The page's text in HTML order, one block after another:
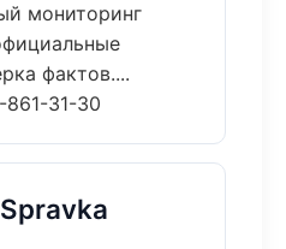
мониторинг
фактов....
31-30